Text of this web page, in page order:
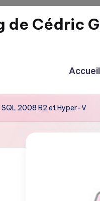
de Cédric
Accueil
SQL 2008 R2 et Hyper-V